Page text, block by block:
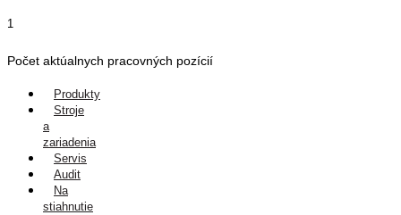
na
1
Počet aktúalnych pracovných pozícií
Produkty
Stroje
a
zariadenia
Servis
Audit
Na
stiahnutie